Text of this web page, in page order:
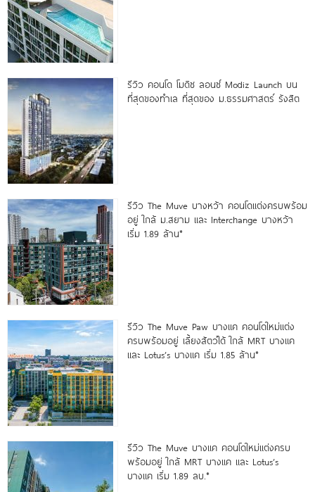
รีวิว คอนโด โมดิซ ลอนซ์ Modiz Launch บน
ที่สุดของทำเล ที่สุดของ ม.ธรรมศาสตร์ รังสิต
รีวิว The Muve บางหว้า คอนโดแต่งครบพร้อม
อยู่ ใกล้ ม.สยาม และ Interchange บางหว้า
เริ่ม 1.89 ล้าน*
รีวิว The Muve Paw บางแค คอนโดใหม่แต่ง
ครบพร้อมอยู่ เลี้ยงสัตว์ได้ ใกล้ MRT บางแค
และ Lotus’s บางแค เริ่ม 1.85 ล้าน*
รีวิว The Muve บางแค คอนโดใหม่แต่งครบ
พร้อมอยู่ ใกล้ MRT บางแค และ Lotus’s
บางแค เริ่ม 1.89 ลบ.*